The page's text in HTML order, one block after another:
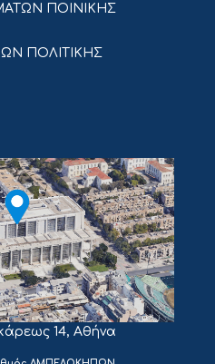
ΠΟΙΝΙΚΗΣ
ΠΟΛΙΤΙΚΗΣ
14, Αθήνα